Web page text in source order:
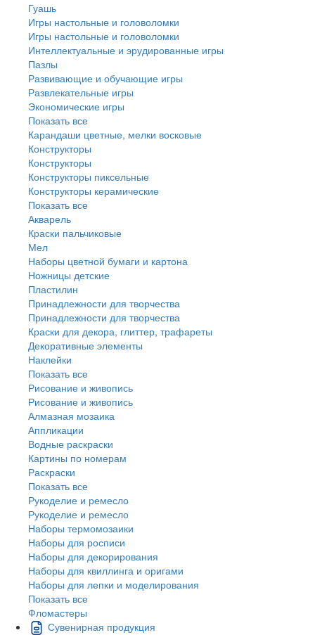
Гуашь
Игры настольные и головоломки
Игры настольные и головоломки
Интеллектуальные и эрудированные игры
Пазлы
Развивающие и обучающие игры
Развлекательные игры
Экономические игры
Показать все
Карандаши цветные, мелки восковые
Конструкторы
Конструкторы
Конструкторы пиксельные
Конструкторы керамические
Показать все
Акварель
Краски пальчиковые
Мел
Наборы цветной бумаги и картона
Ножницы детские
Пластилин
Принадлежности для творчества
Принадлежности для творчества
Краски для декора, глиттер, трафареты
Декоративные элементы
Наклейки
Показать все
Рисование и живопись
Рисование и живопись
Алмазная мозаика
Аппликации
Водные раскраски
Картины по номерам
Раскраски
Показать все
Рукоделие и ремесло
Рукоделие и ремесло
Наборы термомозаики
Наборы для росписи
Наборы для декорирования
Наборы для квиллинга и оригами
Наборы для лепки и моделирования
Показать все
Фломастеры
Сувенирная продукция